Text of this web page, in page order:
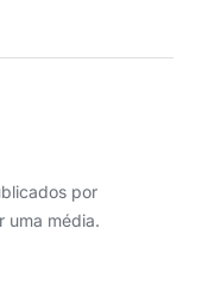
por
uma média.